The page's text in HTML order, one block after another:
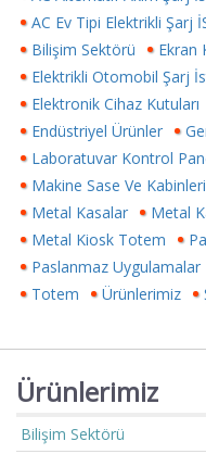
AC Ev Tipi Elektrikli Şarj
Bilişim Sektörü
Ekran
Elektrikli Otomobil Şarj
Elektronik Cihaz Kutuları
Endüstriyel Ürünler
Laboratuvar Kontrol
Makine Sase Ve Kabinleri
Metal Kasalar
Metal
Metal Kiosk Totem
Paslanmaz Uygulamalar
Totem
Ürünlerimiz
Ürünlerimiz
Bilişim Sektörü